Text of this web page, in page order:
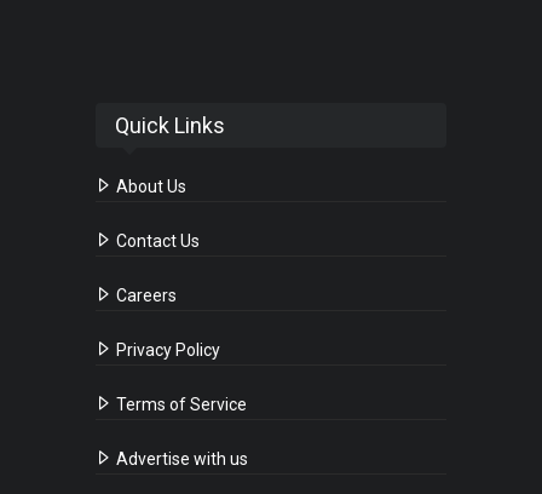
Quick Links
About Us
Contact Us
Careers
Privacy Policy
Terms of Service
Advertise with us